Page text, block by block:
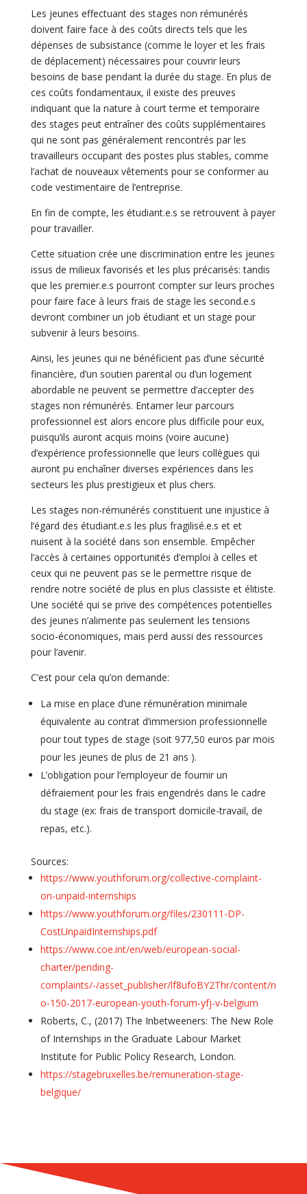
Les jeunes effectuant des stages non rémunérés
doivent faire face à des coûts directs tels que les
dépenses de subsistance (comme le loyer et les frais
de déplacement) nécessaires pour couvrir leurs
besoins de base pendant la durée du stage. En plus de
ces coûts fondamentaux, il existe des preuves
indiquant que la nature à court terme et temporaire
des stages peut entraîner des coûts supplémentaires
qui ne sont pas généralement rencontrés par les
travailleurs occupant des postes plus stables, comme
l’achat de nouveaux vêtements pour se conformer au
code vestimentaire de l’entreprise.
En fin de compte, les étudiant.e.s se retrouvent à payer
pour travailler.
Cette situation crée une discrimination entre les jeunes
issus de milieux favorisés et les plus précarisés: tandis
que les premier.e.s pourront compter sur leurs proches
pour faire face à leurs frais de stage les second.e.s
devront combiner un job étudiant et un stage pour
subvenir à leurs besoins.
Ainsi, les jeunes qui ne bénéficient pas d’une sécurité
financière, d’un soutien parental ou d’un logement
abordable ne peuvent se permettre d’accepter des
stages non rémunérés. Entamer leur parcours
professionnel est alors encore plus difficile pour eux,
puisqu’ils auront acquis moins (voire aucune)
d’expérience professionnelle que leurs collègues qui
auront pu enchaîner diverses expériences dans les
secteurs les plus prestigieux et plus chers.
Les stages non-rémunérés constituent une injustice à
l’égard des étudiant.e.s les plus fragilisé.e.s et et
nuisent à la société dans son ensemble. Empêcher
l’accès à certaines opportunités d’emploi à celles et
ceux qui ne peuvent pas se le permettre risque de
rendre notre société de plus en plus classiste et élitiste.
Une société qui se prive des compétences potentielles
des jeunes n’alimente pas seulement les tensions
socio-économiques, mais perd aussi des ressources
pour l’avenir.
C’est pour cela qu’on demande:
La mise en place d’une rémunération minimale
équivalente au contrat d’immersion professionnelle
pour tout types de stage (soit 977,50 euros par mois
pour les jeunes de plus de 21 ans ).
L’obligation pour l’employeur de fournir un
défraiement pour les frais engendrés dans le cadre
du stage (ex: frais de transport domicile-travail, de
repas, etc.).
Sources:
https://www.youthforum.org/collective-complaint-
on-unpaid-internships
https://www.youthforum.org/files/230111-DP-
CostUnpaidInternships.pdf
https://www.coe.int/en/web/european-social-
charter/pending-
complaints/-/asset_publisher/lf8ufoBY2Thr/content/n
o-150-2017-european-youth-forum-yfj-v-belgium
Roberts, C., (2017) The Inbetweeners: The New Role
of Internships in the Graduate Labour Market
Institute for Public Policy Research, London.
https://stagebruxelles.be/remuneration-stage-
belgique/